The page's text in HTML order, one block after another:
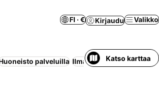
FI · € Kirjaudu Valikko
palveluilla Ilmastointi Wi-Fi Uima-
Katso karttaa